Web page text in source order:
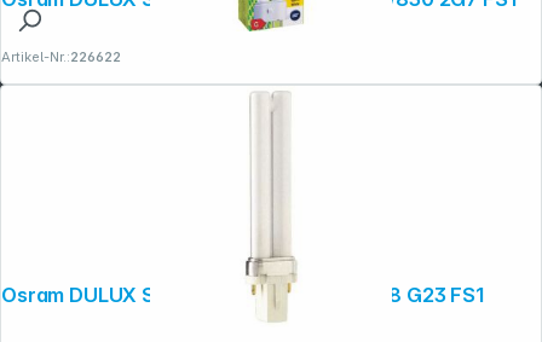
Artikel-Nr.:226622
Osram DULUX S Energiesparlampe 7W/78 G23 FS1